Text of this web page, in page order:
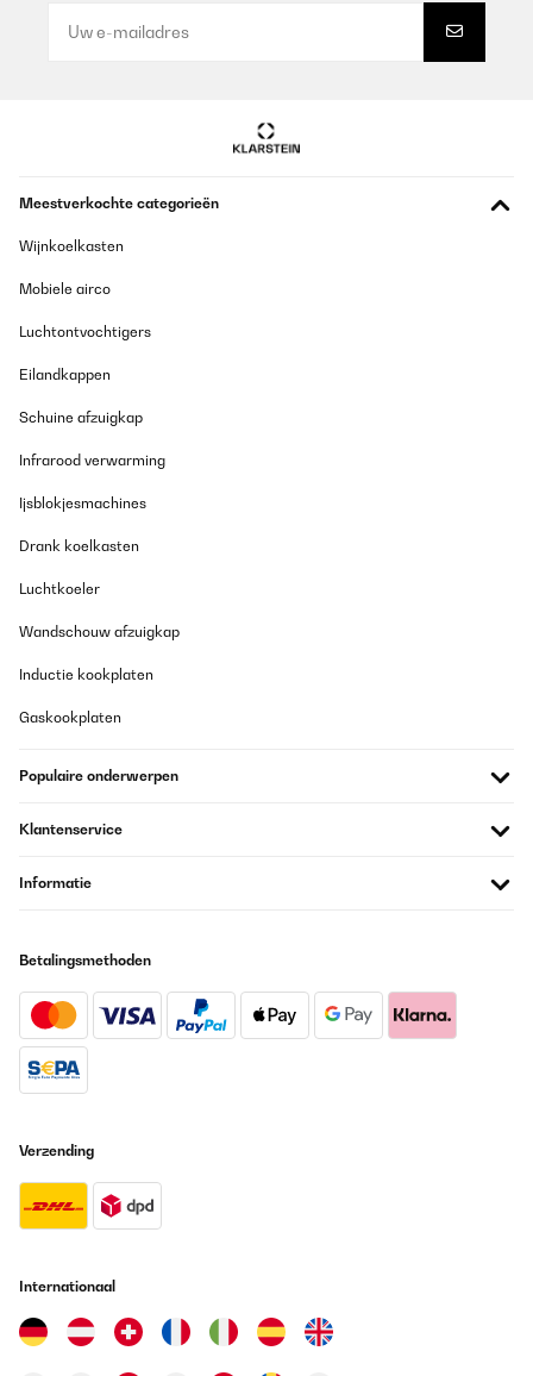
Meestverkochte categorieën
Wijnkoelkasten
Mobiele airco
Luchtontvochtigers
Eilandkappen
Schuine afzuigkap
Infrarood verwarming
Ijsblokjesmachines
Drank koelkasten
Luchtkoeler
Wandschouw afzuigkap
Inductie kookplaten
Gaskookplaten
Populaire onderwerpen
Klantenservice
Informatie
Betalingsmethoden
Verzending
Internationaal